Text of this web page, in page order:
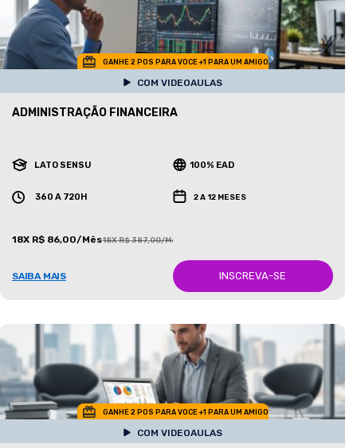
GANHE 2 POS PARA VOCE +1 PARA UM AMIGO
COM VIDEOAULAS
ADMINISTRAÇÃO FINANCEIRA
LATO SENSU 100% EAD
360 A 720H 2 A 12 MESES
18X R$ 86,00/Mês18X R$ 387,00/Mês
SAIBA MAIS INSCREVA-SE
GANHE 2 POS PARA VOCE +1 PARA UM AMIGO
COM VIDEOAULAS